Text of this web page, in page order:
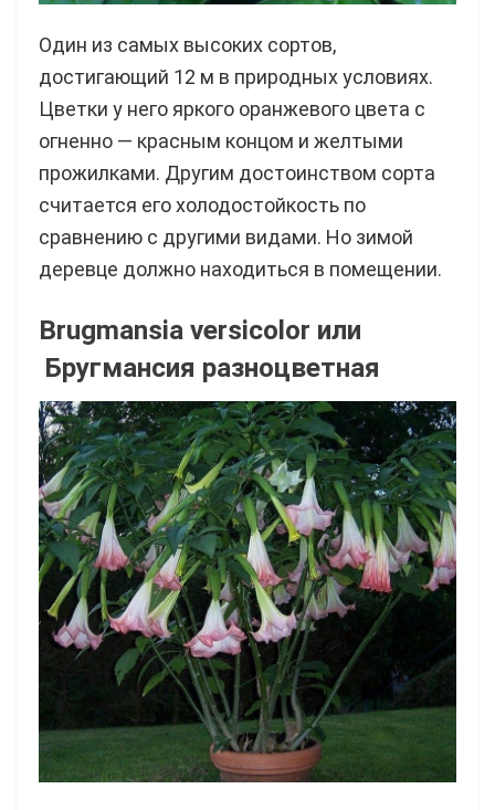
Один из самых высоких сортов,
достигающий 12 м в природных условиях.
Цветки у него яркого оранжевого цвета с
огненно — красным концом и желтыми
прожилками. Другим достоинством сорта
считается его холодостойкость по
сравнению с другими видами. Но зимой
деревце должно находиться в помещении.
Brugmansia versicolor или
Бругмансия разноцветная